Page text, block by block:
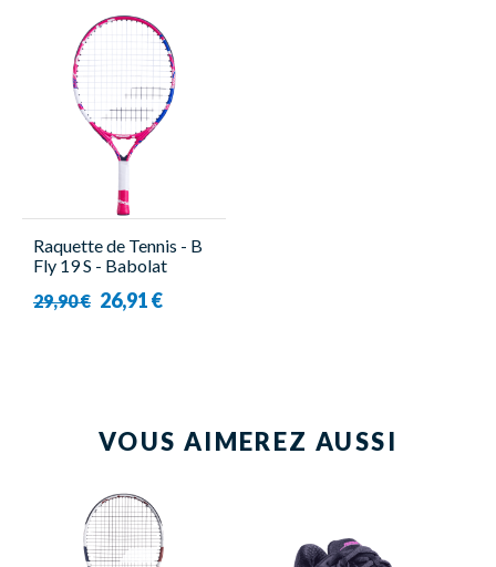
Raquette de Tennis - B
Fly 19 S - Babolat
29,90 € 26,91 €
VOUS AIMEREZ AUSSI